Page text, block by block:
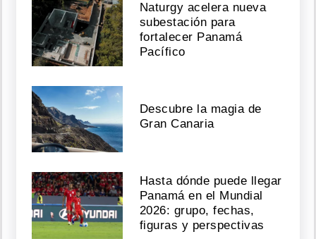
Naturgy acelera nueva
subestación para
fortalecer Panamá
Pacífico
Descubre la magia de
Gran Canaria
Hasta dónde puede llegar
Panamá en el Mundial
2026: grupo, fechas,
figuras y perspectivas